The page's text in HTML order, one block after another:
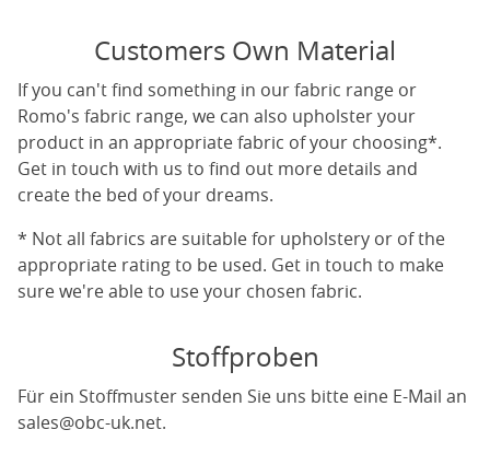
Customers Own Material
If you can't find something in our fabric range or
Romo's fabric range, we can also upholster your
product in an appropriate fabric of your choosing*.
Get in touch with us to find out more details and
create the bed of your dreams.
* Not all fabrics are suitable for upholstery or of the
appropriate rating to be used. Get in touch to make
sure we're able to use your chosen fabric.
Stoffproben
Für ein Stoffmuster senden Sie uns bitte eine E-Mail an
sales@obc-uk.net.